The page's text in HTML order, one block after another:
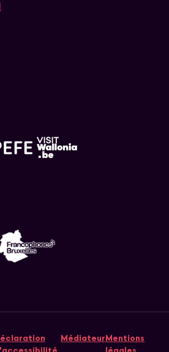
Visit Wallonia
Wallonie-Bruxelles
Cocof
MédiateurMentions